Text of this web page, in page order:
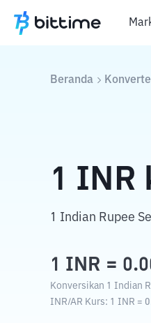
Beranda
1 INR
1 Indian Rupee
1 INR =
Konversikan 1 Indian
INR/AR Kurs: 1 INR =